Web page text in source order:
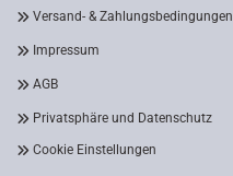
Versand- & Zahlungsbedingungen
Impressum
AGB
Privatsphäre und Datenschutz
Cookie Einstellungen